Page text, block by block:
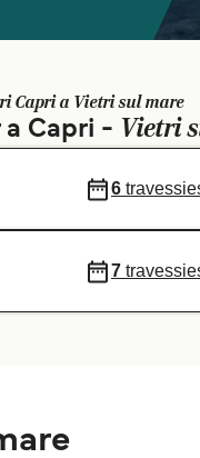
Capri a Vietri sul mare
Capri - Vietri
6
7